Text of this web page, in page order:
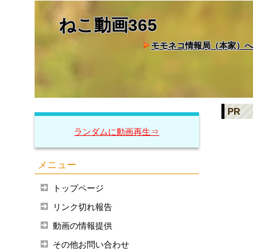
ねこ動画365
モモネコ情報局（本家）
PR
ランダムに動画再生⇒
メニュー
トップページ
リンク切れ報告
動画の情報提供
その他お問い合わせ